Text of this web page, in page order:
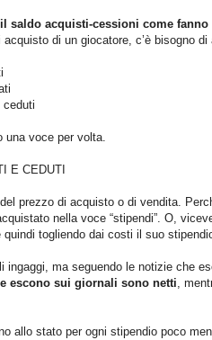
saldo acquisti-cessioni come
di un giocatore, c’è bisogno
ceduti
una voce per volta.
E CEDUTI
prezzo di acquisto o di vendita.
nella voce “stipendi”. O,
quindi togliendo dai costi il suo
ingaggi, ma seguendo le notizie che
escono sui giornali sono netti,
allo stato per ogni stipendio poco